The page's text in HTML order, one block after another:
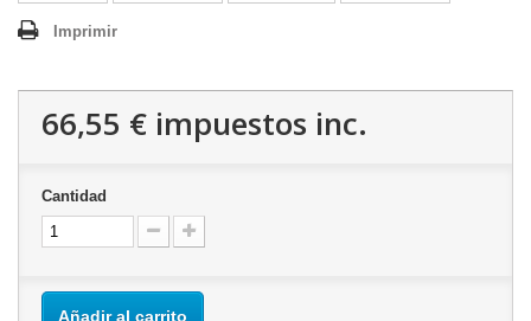
Imprimir
66,55 € impuestos inc.
Cantidad
Añadir al carrito